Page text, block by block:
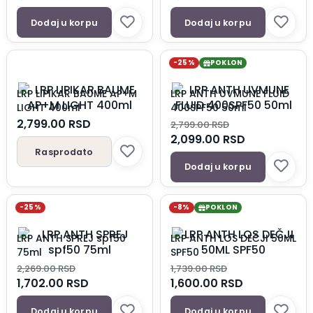
Dodaj u korpu Dodaj u korpu
LRP LIPIKAR BAUME AP+M
LIGHT 400ml
2,799.00 RSD
Rasprodato
-25% POKLON
LRP ANTH UVMUNE FLUID
400SPF50 50ml
2,799.00RSD
2,099.00 RSD
Dodaj u korpu
-25%
LRP ANTH SPREJ spf50
75ml
2,269.00RSD
1,702.00 RSD
-8% POKLON
LRP ANTH LOS DEČJI 50ML
SPF50
1,739.00RSD
1,600.00 RSD